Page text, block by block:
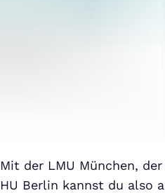
Mit der LMU München,
HU Berlin kannst du also